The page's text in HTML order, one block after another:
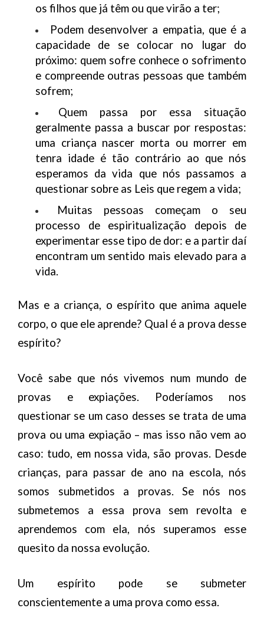
os filhos que já têm ou que virão a ter;
Podem desenvolver a empatia, que é a
capacidade de se colocar no lugar do
próximo: quem sofre conhece o sofrimento
e compreende outras pessoas que também
sofrem;
Quem passa por essa situação
geralmente passa a buscar por respostas:
uma criança nascer morta ou morrer em
tenra idade é tão contrário ao que nós
esperamos da vida que nós passamos a
questionar sobre as Leis que regem a vida;
Muitas pessoas começam o seu
processo de espiritualização depois de
experimentar esse tipo de dor: e a partir daí
encontram um sentido mais elevado para a
vida.
Mas e a criança, o espírito que anima aquele
corpo, o que ele aprende? Qual é a prova desse
espírito?
Você sabe que nós vivemos num mundo de
provas e expiações. Poderíamos nos
questionar se um caso desses se trata de uma
prova ou uma expiação – mas isso não vem ao
caso: tudo, em nossa vida, são provas. Desde
crianças, para passar de ano na escola, nós
somos submetidos a provas. Se nós nos
submetemos a essa prova sem revolta e
aprendemos com ela, nós superamos esse
quesito da nossa evolução.
Um espírito pode se submeter
conscientemente a uma prova como essa.